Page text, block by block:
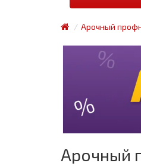
Арочный
Арочный